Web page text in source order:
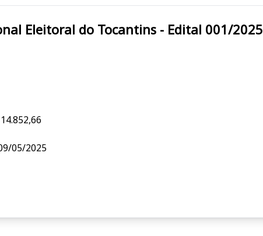
Regional Eleitoral do Tocantins - Edital 001/2025
05/2025